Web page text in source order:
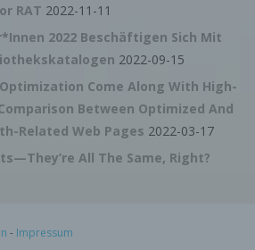
RAT 2022-11-11
2022 Beschäftigen Sich Mit
2022-09-15
Come Along With High-
Between Optimized And
Related Web Pages 2022-03-17
All The Same, Right?
- Impressum
Daten wurden für solche
oder auf sonstige Weise
welche sie nicht mehr notwendig
gemäß Art. 6 Abs. 1
DS-GVO oder Art. 9 Abs. 2 Buchstabe a
und es fehlt an einer anderweitigen
für die Verarbeitung.
gegen die Verarbeitung ein, und
vorrangigen berechtigten Gründe für
Daten wurden